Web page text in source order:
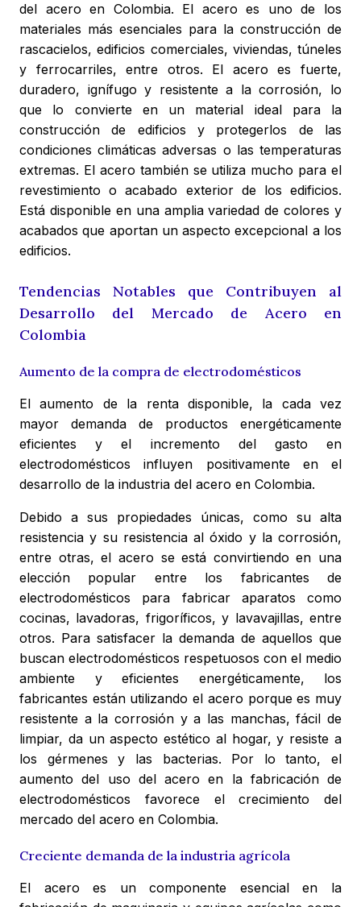
del acero en Colombia. El acero es uno de los
materiales más esenciales para la construcción de
rascacielos, edificios comerciales, viviendas, túneles
y ferrocarriles, entre otros. El acero es fuerte,
duradero, ignífugo y resistente a la corrosión, lo
que lo convierte en un material ideal para la
construcción de edificios y protegerlos de las
condiciones climáticas adversas o las temperaturas
extremas. El acero también se utiliza mucho para el
revestimiento o acabado exterior de los edificios.
Está disponible en una amplia variedad de colores y
acabados que aportan un aspecto excepcional a los
edificios.
Tendencias Notables que Contribuyen al
Desarrollo del Mercado de Acero en
Colombia
Aumento de la compra de electrodomésticos
El aumento de la renta disponible, la cada vez
mayor demanda de productos energéticamente
eficientes y el incremento del gasto en
electrodomésticos influyen positivamente en el
desarrollo de la industria del acero en Colombia.
Debido a sus propiedades únicas, como su alta
resistencia y su resistencia al óxido y la corrosión,
entre otras, el acero se está convirtiendo en una
elección popular entre los fabricantes de
electrodomésticos para fabricar aparatos como
cocinas, lavadoras, frigoríficos, y lavavajillas, entre
otros. Para satisfacer la demanda de aquellos que
buscan electrodomésticos respetuosos con el medio
ambiente y eficientes energéticamente, los
fabricantes están utilizando el acero porque es muy
resistente a la corrosión y a las manchas, fácil de
limpiar, da un aspecto estético al hogar, y resiste a
los gérmenes y las bacterias. Por lo tanto, el
aumento del uso del acero en la fabricación de
electrodomésticos favorece el crecimiento del
mercado del acero en Colombia.
Creciente demanda de la industria agrícola
El acero es un componente esencial en la